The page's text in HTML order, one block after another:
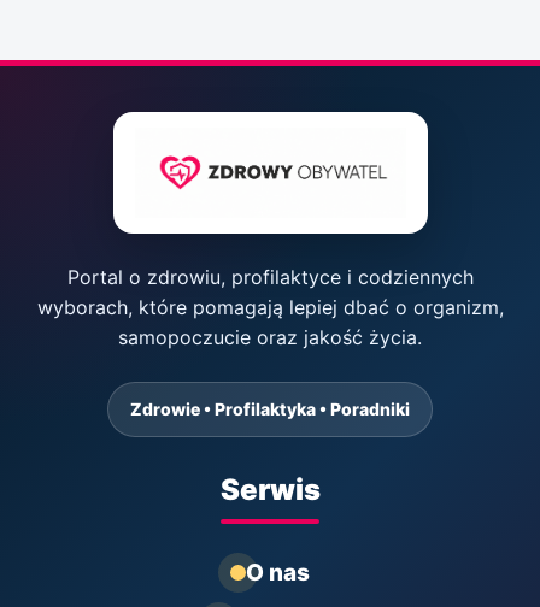
Portal o zdrowiu, profilaktyce i codziennych
wyborach, które pomagają lepiej dbać o organizm,
samopoczucie oraz jakość życia.
Zdrowie • Profilaktyka • Poradniki
Serwis
O nas